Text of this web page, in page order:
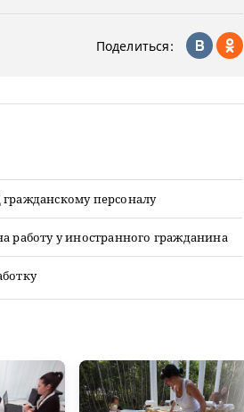
Поделиться:
персоналу
работу у иностранного гражданина